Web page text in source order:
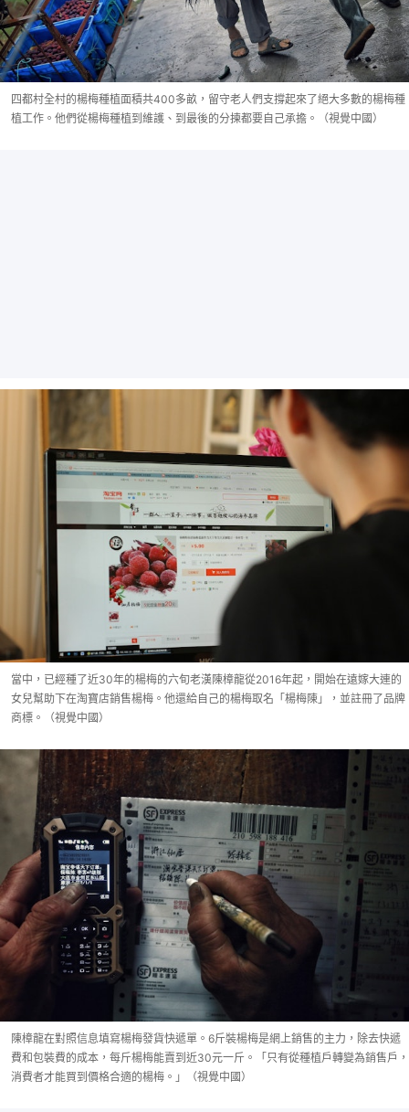
四都村全村的楊梅種植面積共400多畝，留守老人們支撐起來了絕大多數的楊梅種
植工作。他們從楊梅種植到維護、到最後的分揀都要自己承擔。（視覺中國）
當中，已經種了近30年的楊梅的六旬老漢陳樟龍從2016年起，開始在遠嫁大連的
女兒幫助下在淘寶店銷售楊梅。他還給自己的楊梅取名「楊梅陳」，並註冊了品牌
商標。（視覺中國）
陳樟龍在對照信息填寫楊梅發貨快遞單。6斤裝楊梅是網上銷售的主力，除去快遞
費和包裝費的成本，每斤楊梅能賣到近30元一斤。「只有從種植戶轉變為銷售戶，
消費者才能買到價格合適的楊梅。」（視覺中國）